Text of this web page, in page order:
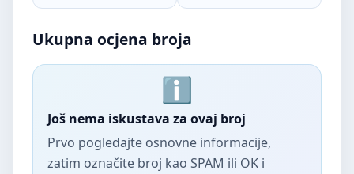
Ukupna ocjena broja
Još nema iskustava za ovaj broj
Prvo pogledajte osnovne informacije,
zatim označite broj kao SPAM ili OK i